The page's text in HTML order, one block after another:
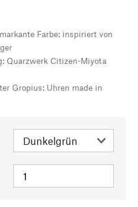
Farbe: inspiriert von
Quarzwerk Citizen-Miyota
Gropius: Uhren made in